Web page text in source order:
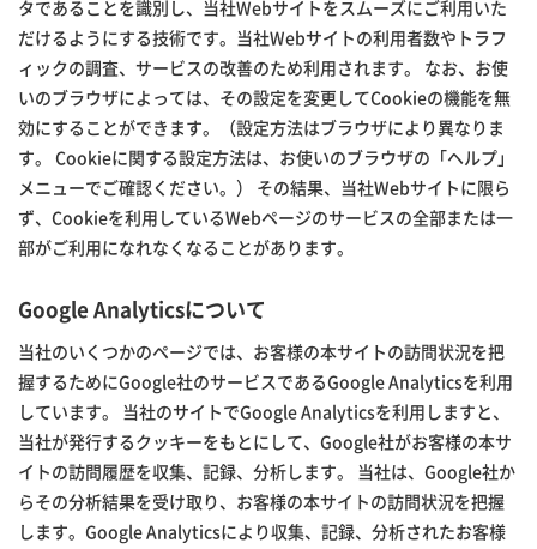
タであることを識別し、当社Webサイトをスムーズにご利用いた
だけるようにする技術です。当社Webサイトの利用者数やトラフ
ィックの調査、サービスの改善のため利用されます。 なお、お使
いのブラウザによっては、その設定を変更してCookieの機能を無
効にすることができます。（設定方法はブラウザにより異なりま
す。 Cookieに関する設定方法は、お使いのブラウザの「ヘルプ」
メニューでご確認ください。） その結果、当社Webサイトに限ら
ず、Cookieを利用しているWebページのサービスの全部または一
部がご利用になれなくなることがあります。
Google Analyticsについて
当社のいくつかのページでは、お客様の本サイトの訪問状況を把
握するためにGoogle社のサービスであるGoogle Analyticsを利用
しています。 当社のサイトでGoogle Analyticsを利用しますと、
当社が発行するクッキーをもとにして、Google社がお客様の本サ
イトの訪問履歴を収集、記録、分析します。 当社は、Google社か
らその分析結果を受け取り、お客様の本サイトの訪問状況を把握
します。Google Analyticsにより収集、記録、分析されたお客様